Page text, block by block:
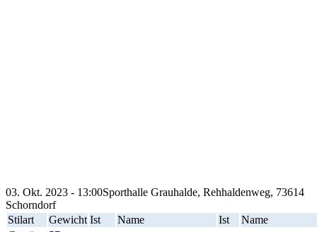
03. Okt. 2023 - 13:00Sporthalle Grauhalde, Rehhaldenweg, 73614
Schorndorf
Stilart
Gewicht Ist Name Ist
Name